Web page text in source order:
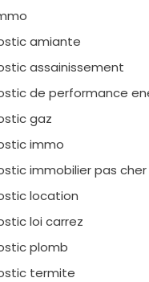
amiante
assainissement
de performance
gaz
immo
immobilier pas cher
location
loi carrez
plomb
termite